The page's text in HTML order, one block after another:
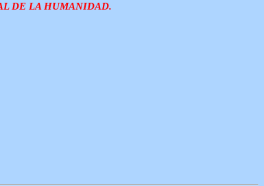
DE LA HUMANIDAD.